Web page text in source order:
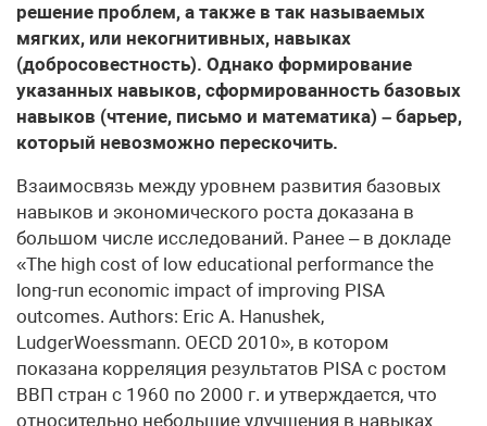
решение проблем, а также в так называемых
мягких, или некогнитивных, навыках
(добросовестность). Однако формирование
указанных навыков, сформированность базовых
навыков (чтение, письмо и математика) – барьер,
который невозможно перескочить.
Взаимосвязь между уровнем развития базовых
навыков и экономического роста доказана в
большом числе исследований. Ранее – в докладе
«The high cost of low educational performance the
long-run economic impact of improving PISA
outcomes. Authors: Eric A. Hanushek,
LudgerWoessmann. OECD 2010», в котором
показана корреляция результатов PISA с ростом
ВВП стран с 1960 по 2000 г. и утверждается, что
относительно небольшие улучшения в навыках